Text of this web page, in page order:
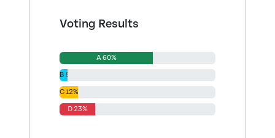
Voting Results
A 60%
B 5%
C 12%
D 23%